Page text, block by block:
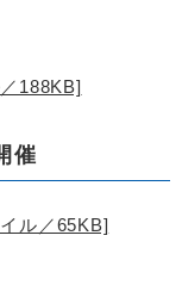
188KB]
催
ル／65KB]